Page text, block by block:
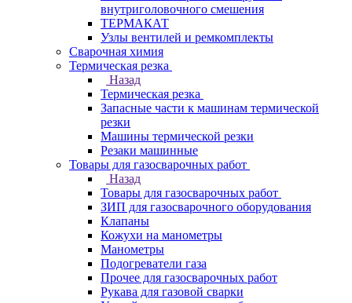
внутриголовочного смешения
ТЕРМАКАТ
Узлы вентилей и ремкомплекты
Сварочная химия
Термическая резка
Назад
Термическая резка
Запасные части к машинам термической
резки
Машины термической резки
Резаки машинные
Товары для газосварочных работ
Назад
Товары для газосварочных работ
ЗИП для газосварочного оборудования
Клапаны
Кожухи на манометры
Манометры
Подогреватели газа
Прочее для газосварочных работ
Рукава для газовой сварки